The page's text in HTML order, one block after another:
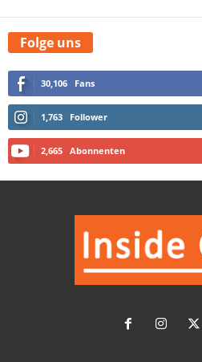
Folge uns
30,106 Fans
1,763 Follower
2,665 Abonnenten